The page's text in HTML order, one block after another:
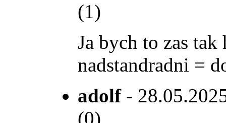
(1)
Ja bych to zas
nadstandradni =
adolf-
(0)